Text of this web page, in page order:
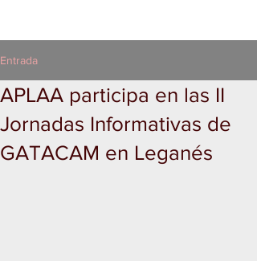
Entrada
APLAA participa en las II
Jornadas Informativas de
GATACAM en Leganés